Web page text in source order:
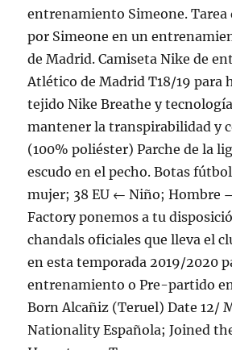
entrenamiento Simeone. Tarea
por Simeone en un
de Madrid. Camiseta Nike de
Atlético de Madrid T18/19 para
tejido Nike Breathe y
mantener la transpirabilidad y
(100% poliéster) Parche de la
escudo en el pecho. Botas
mujer; 38 EU ← Niño; Hombre
Factory ponemos a tu
chandals oficiales que lleva el
en esta temporada 2019/2020
entrenamiento o Pre-partido
Born Alcañiz (Teruel) Date 12/
Nationality Española; Joined